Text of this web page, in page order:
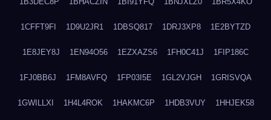
1CFFT9FI 1D9U2JR1 1DBSQ817 1DRJ3XP8 1E2BYTZD
1E8JEY8J 1EN94O56 1EZXAZS6 1FH0C41J 1FIP186C
1FJ0BB6J 1FM8AVFQ 1FP03I5E 1GL2VJGH 1GRISVQA
1GWILLXI 1H4L4ROK 1HAKMC6P 1HDB3VUY 1HHJEK58